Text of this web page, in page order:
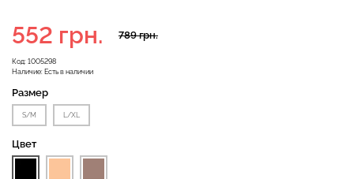
Код: 1005298
Наличие: Есть в наличии
789 грн.
552 грн.
Размер
S/M L/XL
Цвет